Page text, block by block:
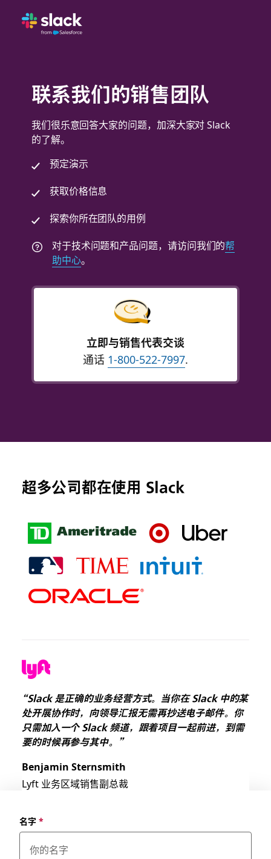
联系我们的销售团队
我们很乐意回答大家的问题，加深大家对 Slack
的了解。
预定演示
获取价格信息
探索你所在团队的用例
对于技术问题和产品问题，请访问我们的帮
助中心。
立即与销售代表交谈
通话 1-800-522-7997.
超多公司都在使用 Slack
“Slack 是正确的业务经营方式。当你在 Slack 中的某
处开展协作时，向领导汇报无需再抄送电子邮件。你
只需加入一个 Slack 频道，跟着项目一起前进，到需
要的时候再参与其中。”
Benjamin Sternsmith
Lyft 业务区域销售副总裁
名字*